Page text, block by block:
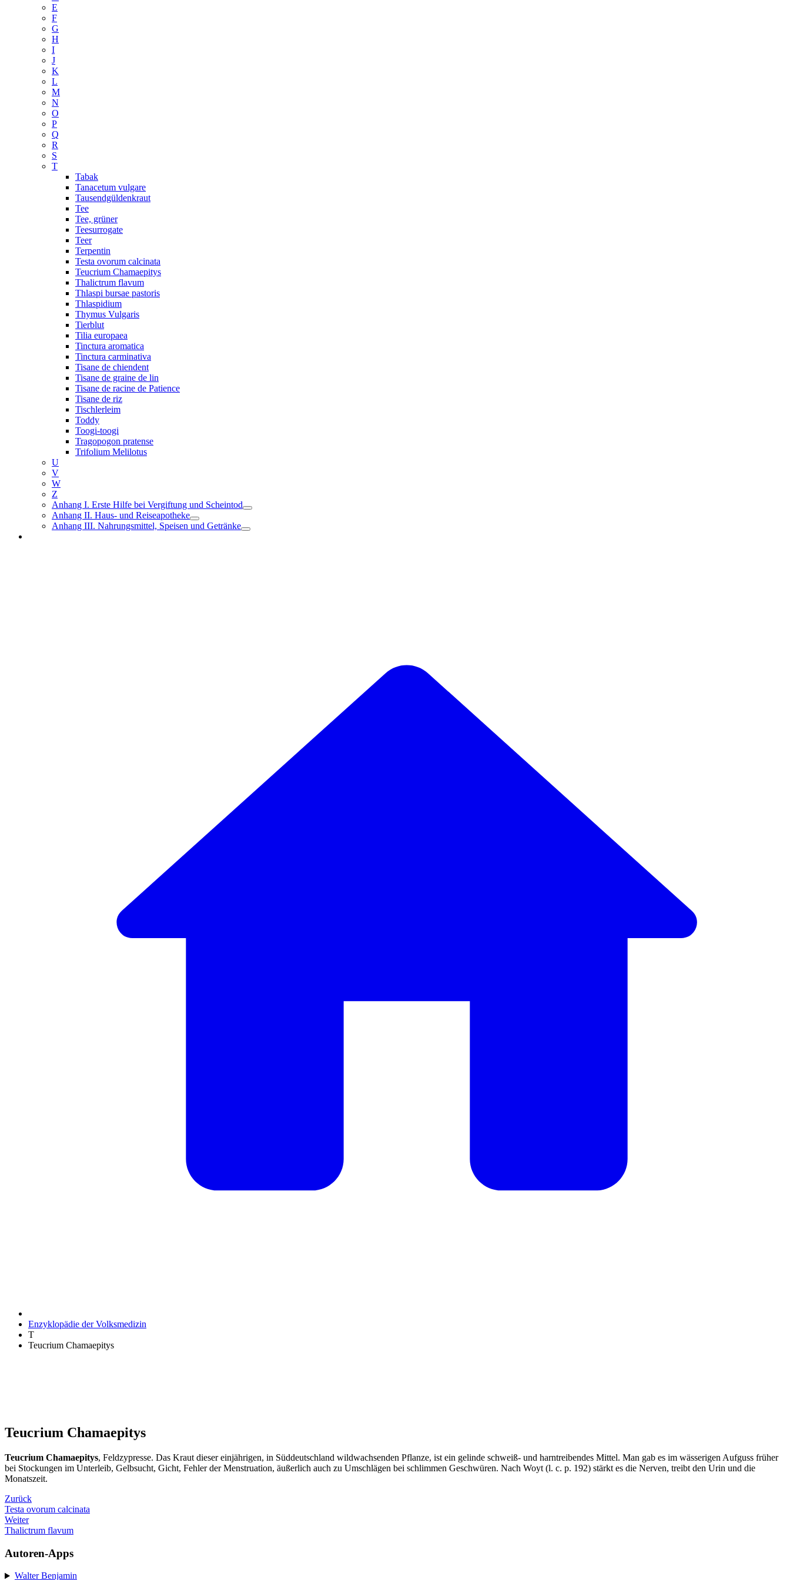
E
F
G
H
I
J
K
L
M
N
O
P
Q
R
S
T
Tabak
Tanacetum vulgare
Tausendgüldenkraut
Tee
Tee, grüner
Teesurrogate
Teer
Terpentin
Testa ovorum calcinata
Teucrium Chamaepitys
Thalictrum flavum
Thlaspi bursae pastoris
Thlaspidium
Thymus Vulgaris
Tierblut
Tilia europaea
Tinctura aromatica
Tinctura carminativa
Tisane de chiendent
Tisane de graine de lin
Tisane de racine de Patience
Tisane de riz
Tischlerleim
Toddy
Toogi-toogi
Tragopogon pratense
Trifolium Melilotus
U
V
W
Z
Anhang I. Erste Hilfe bei Vergiftung und Scheintod
Anhang II. Haus- und Reiseapotheke
Anhang III. Nahrungsmittel, Speisen und Getränke
Enzyklopädie der Volksmedizin
T
Teucrium Chamaepitys
Teucrium Chamaepitys
Teucrium Chamaepitys, Feldzypresse. Das Kraut dieser einjährigen, in Süddeutschland wildwachsenden Pflanze, ist ein gelinde schweiß- und harntreibendes Mittel. Man gab es im wässerigen Aufguss früher
bei Stockungen im Unterleib, Gelbsucht, Gicht, Fehler der Menstruation, äußerlich auch zu Umschlägen bei schlimmen Geschwüren. Nach Woyt (l. c. p. 192) stärkt es die Nerven, treibt den Urin und die
Monatszeit.
Zurück
Testa ovorum calcinata
Weiter
Thalictrum flavum
Autoren-Apps
Walter Benjamin